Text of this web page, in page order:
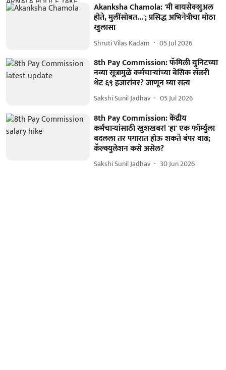
Akanksha Chamola: 'मी बायसेक्शुअल
होते, मुलींसोबत...'; प्रसिद्ध अभिनेत्रीचा मोठा
खुलासा
Shruti Vilas Kadam 05 Jul 2026
8th Pay Commission: फॅमिली युनिटच्या
नव्या सूत्रामुळे कर्मचाऱ्यांच्या बेसिक सॅलरी
थेट ६९ हजारांवर? जाणून घ्या सत्य
Sakshi Sunil Jadhav 05 Jul 2026
8th Pay Commission: केंद्रीय
कर्मचाऱ्यांसाठी खुशखबर! 'हा' एक फॉर्म्युला
बदलला तर पगारात होऊ शकते बंपर वाढ;
कॅल्क्युलेशन कसे असेल?
Sakshi Sunil Jadhav 30 Jun 2026